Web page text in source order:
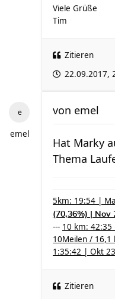
Viele Grüße
Tim
Zitieren
22.09.2017,
emel
von emel
Hat Marky
Thema
5km: 19:54 |
(70,36%) | Nov
--- 10 km:
10Meilen /
1:35:42 | Okt 23
Zitieren